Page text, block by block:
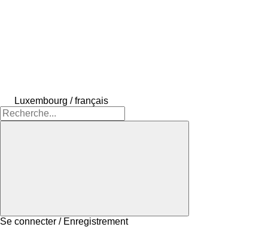
Luxembourg / français
Se connecter / Enregistrement